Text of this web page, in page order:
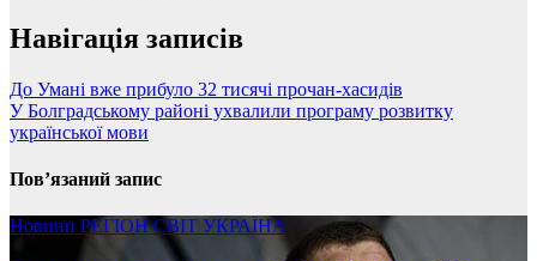
Навігація записів
До Умані вже прибуло 32 тисячі прочан-хасидів
У Болградському районі ухвалили програму розвитку
української мови
Пов’язаний запис
Новини РЕГІОНСВІТ УКРАЇНА